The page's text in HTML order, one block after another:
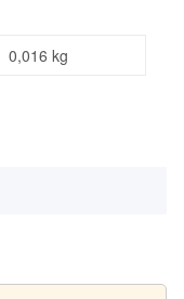
0,016 kg